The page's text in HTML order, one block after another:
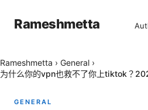
Rameshmetta
Rameshmetta › General ›
为什么你的vpn也救不了你上tiktok？
GENERAL